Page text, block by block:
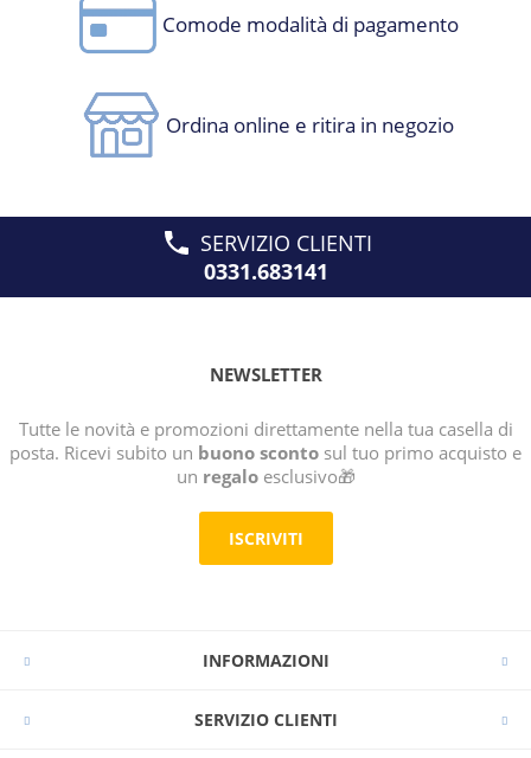
Comode modalità di pagamento
Ordina online e ritira in negozio
SERVIZIO CLIENTI
0331.683141
NEWSLETTER
Tutte le novità e promozioni direttamente nella tua casella di
posta. Ricevi subito un buono sconto sul tuo primo acquisto e
un regaloesclusivo🎁
ISCRIVITI
INFORMAZIONI
SERVIZIO CLIENTI